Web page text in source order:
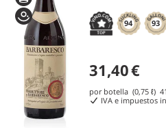
94 93
31,40€
por botella (0,75 ℓ)
IVA e impuestos